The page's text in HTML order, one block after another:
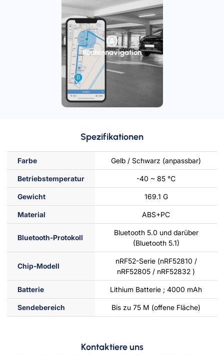
Routennavigation
Spezifikationen
Farbe Gelb / Schwarz (anpassbar)
Betriebstemperatur -40 ~ 85 ℃
Gewicht 169.1 G
Material ABS+PC
Bluetooth-Protokoll
Bluetooth 5.0 und darüber
(Bluetooth 5.1)
Chip-Modell
nRF52-Serie (nRF52810 /
nRF52805 / nRF52832 )
Batterie Lithium Batterie ; 4000 mAh
Sendebereich Bis zu 75 M (offene Fläche)
Kontaktiere uns